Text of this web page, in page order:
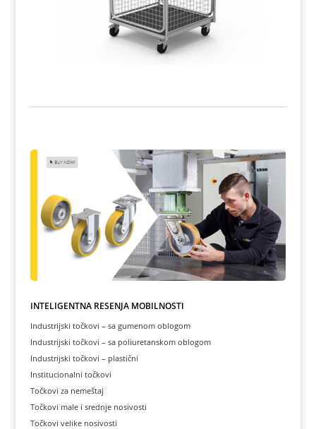
INTELIGENTNA REŠENJA MOBILNOSTI
Industrijski točkovi – sa gumenom oblogom
Industrijski točkovi – sa poliuretanskom oblogom
Industrijski točkovi – plastični
Institucionalni točkovi
Točkovi za nemeštaj
Točkovi male i srednje nosivosti
Točkovi velike nosivosti